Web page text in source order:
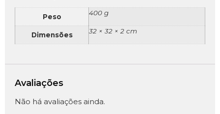
Peso 400 g
Dimensões 32 × 32 × 2 cm
Avaliações
Não há avaliações ainda.